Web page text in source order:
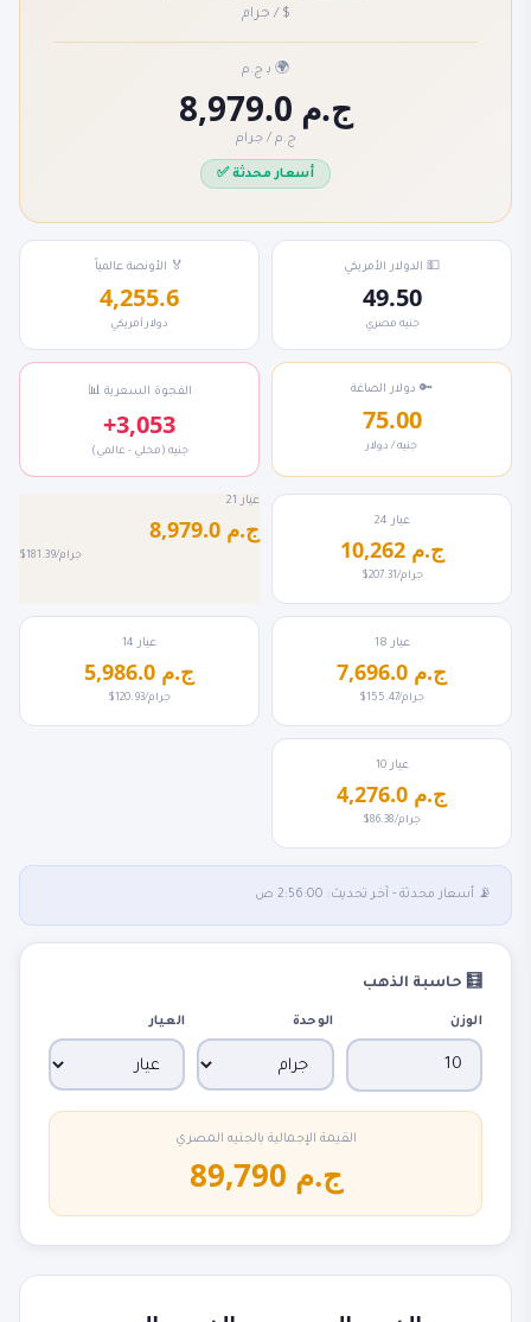
$ / جرام
🌍 بـ ج.م
8,979.0 ج.م
ج.م / جرام
✅ أسعار محدثة
💵 الدولار الأمريكي
49.50
جنيه مصري
🏅 الأونصة عالمياً
4,255.6
دولار أمريكي
🔑 دولار الصاغة
75.00
جنيه / دولار
📊 الفجوة السعرية
+3,053
جنيه (محلي - عالمي)
عيار 24
10,262 ج.م
$207.31/جرام
عيار 21
8,979.0 ج.م
$181.39/جرام
عيار 18
7,696.0 ج.م
$155.47/جرام
عيار 14
5,986.0 ج.م
$120.93/جرام
عيار 10
4,276.0 ج.م
$86.38/جرام
📡 أسعار محدثة - آخر تحديث: 2:56:00 ص
🧮 حاسبة الذهب
الوزن الوحدة العيار
القيمة الإجمالية بالجنيه المصري
89,790 ج.م